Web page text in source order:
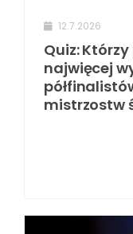
12.7.2026
Quiz:
najwięcej
mistrzostw